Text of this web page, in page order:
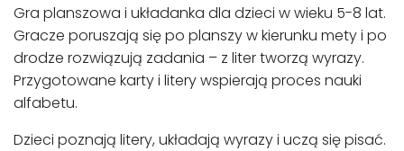
Gra planszowa i układanka dla dzieci w wieku 5-8 lat.
Gracze poruszają się po planszy w kierunku mety i po
drodze rozwiązują zadania – z liter tworzą wyrazy.
Przygotowane karty i litery wspierają proces nauki
alfabetu.
Dzieci poznają litery, układają wyrazy i uczą się pisać.